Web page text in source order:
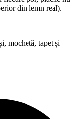
din lemn real).
mochetă, tapet și